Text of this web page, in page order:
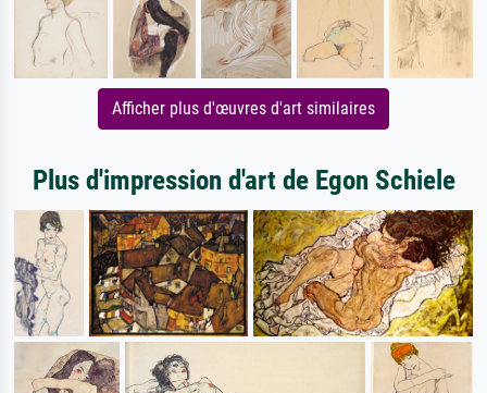
Afficher plus d'œuvres d'art similaires
Plus d'impression d'art de Egon Schiele